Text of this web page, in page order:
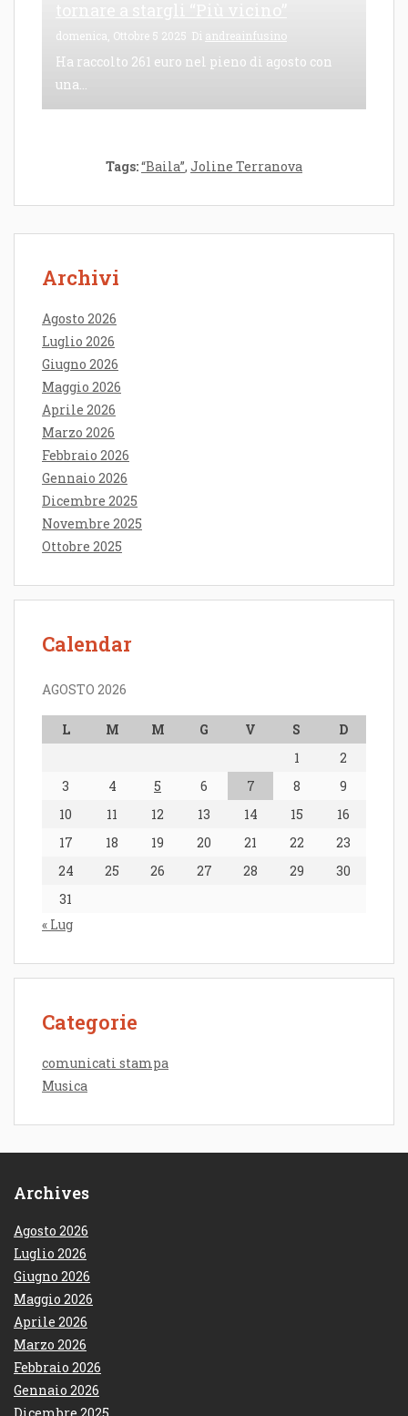
domenica, Ottobre 5 2025 Di andreainfusino
Ha raccolto 261 euro nel pieno di agosto con
una...
Tags:“Baila”, Joline Terranova
Archivi
Agosto 2026
Luglio 2026
Giugno 2026
Maggio 2026
Aprile 2026
Marzo 2026
Febbraio 2026
Gennaio 2026
Dicembre 2025
Novembre 2025
Ottobre 2025
Calendar
AGOSTO 2026
L M M G V S
D
1
2
3
4 5 6 7 8
9
10
11 12 13 14 15
16
17
18 19 20 21 22
23
24
25 26 27 28 29
30
31
« Lug
Categorie
comunicati stampa
Musica
Archives
Agosto 2026
Luglio 2026
Giugno 2026
Maggio 2026
Aprile 2026
Marzo 2026
Febbraio 2026
Gennaio 2026